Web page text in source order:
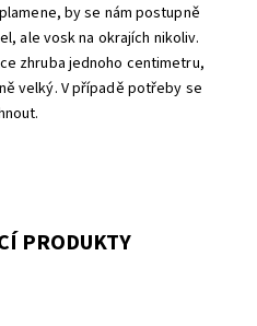
by se nám postupně
ale vosk na okrajích nikoliv.
zhruba jednoho centimetru,
velký. V případě potřeby se
PRODUKTY